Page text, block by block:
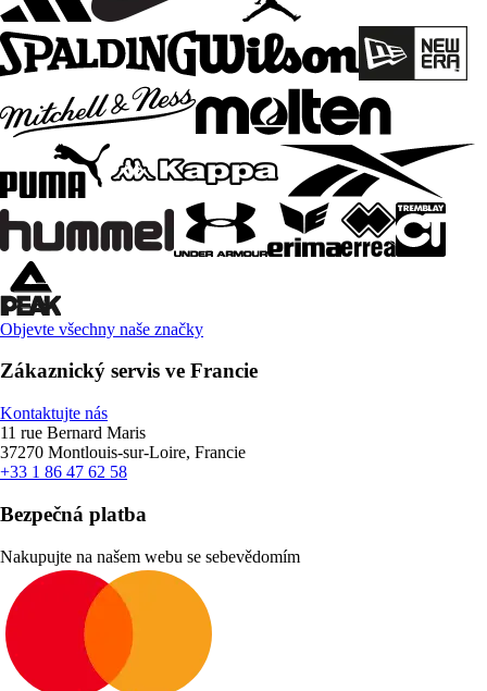
Objevte všechny naše značky
Zákaznický servis ve Francie
Kontaktujte nás
11 rue Bernard Maris
37270 Montlouis-sur-Loire, Francie
+33 1 86 47 62 58
Bezpečná platba
Nakupujte na našem webu se sebevědomím